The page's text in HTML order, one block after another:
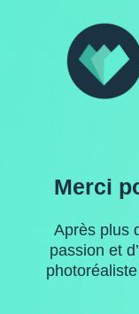
Merci
Après plus
passion et